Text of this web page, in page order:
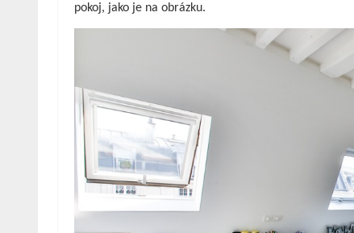
pokoj, jako je na obrázku.